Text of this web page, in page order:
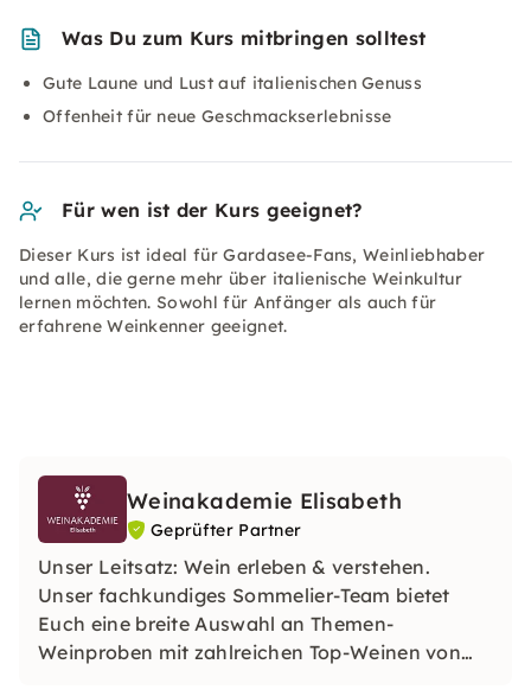
Was Du zum Kurs mitbringen solltest
Gute Laune und Lust auf italienischen Genuss
Offenheit für neue Geschmackserlebnisse
Für wen ist der Kurs geeignet?
Dieser Kurs ist ideal für Gardasee-Fans, Weinliebhaber
und alle, die gerne mehr über italienische Weinkultur
lernen möchten. Sowohl für Anfänger als auch für
erfahrene Weinkenner geeignet.
Weinakademie Elisabeth
Geprüfter Partner
Unser Leitsatz: Wein erleben & verstehen.
Unser fachkundiges Sommelier-Team bietet
Euch eine breite Auswahl an Themen-
Weinproben mit zahlreichen Top-Weinen von